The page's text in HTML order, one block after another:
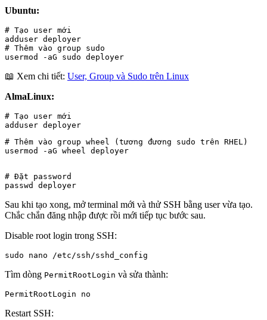
Ubuntu:
# Tạo user mới
adduser deployer
# Thêm vào group sudo
usermod -aG sudo deployer
📖 Xem chi tiết: User, Group và Sudo trên Linux
AlmaLinux:
# Tạo user mới
# Thêm vào group wheel (tương đương sudo trên RHEL)
usermod -aG wheel deployer
# Đặt password
passwd deployer
Sau khi tạo xong, mở terminal mới và thử SSH bằng user vừa tạo.
Chắc chắn đăng nhập được rồi mới tiếp tục bước sau.
Disable root login trong SSH:
sudo nano /etc/ssh/sshd_config
Tìm dòng PermitRootLogin và sửa thành:
PermitRootLogin no
Restart SSH: